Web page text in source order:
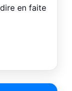
en faite